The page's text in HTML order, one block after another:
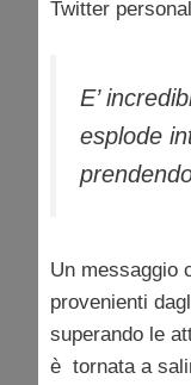
Twitter
E’
esplode
Un messaggio
provenienti
superando le
è tornata a